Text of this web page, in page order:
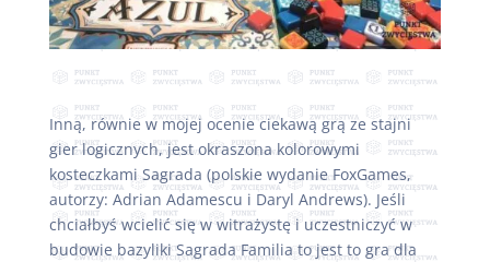
Inną, równie w mojej ocenie ciekawą grą ze stajni
gier logicznych, jest okraszona kolorowymi
kosteczkami Sagrada (polskie wydanie FoxGames,
autorzy: Adrian Adamescu i Daryl Andrews). Jeśli
chciałbyś wcielić się w witrażystę i uczestniczyć w
budowie bazyliki Sagrada Familia to jest to gra dla